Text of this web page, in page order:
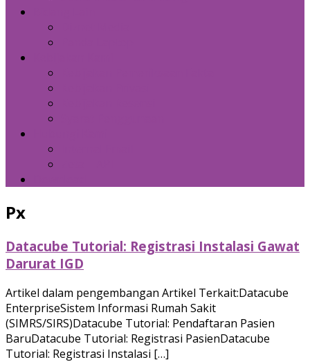
Px
Datacube Tutorial: Registrasi Instalasi Gawat
Darurat IGD
Artikel dalam pengembangan Artikel Terkait:Datacube
EnterpriseSistem Informasi Rumah Sakit
(SIMRS/SIRS)Datacube Tutorial: Pendaftaran Pasien
BaruDatacube Tutorial: Registrasi PasienDatacube
Tutorial: Registrasi Instalasi […]